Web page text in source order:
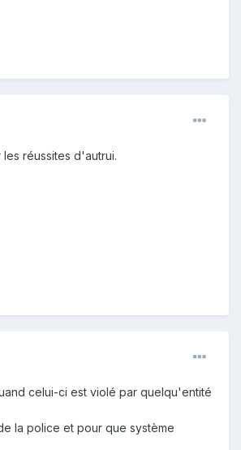
réussites d'autrui.
celui-ci est violé par quelqu'entité
la police et pour que système